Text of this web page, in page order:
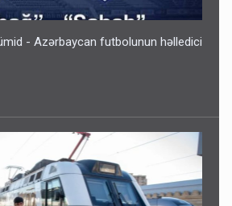
- Azərbaycan futbolunun həlledici